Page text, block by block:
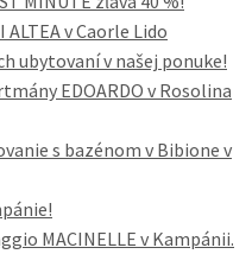
v Caorle Lido
ubytovaní v našej ponuke!
EDOARDO v Rosolina
s bazénom v Bibione v
MACINELLE v Kampánii.